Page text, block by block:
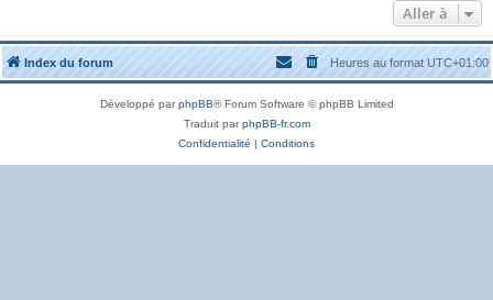
Aller à
Index du forum Heures au formatUTC+01:00
Développé parphpBB® Forum Software © phpBB Limited
Traduit parphpBB-fr.com
Confidentialité | Conditions